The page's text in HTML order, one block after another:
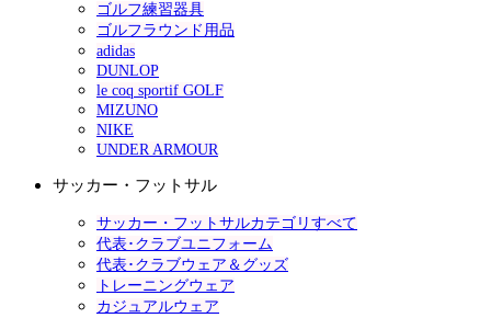
ゴルフ練習器具
ゴルフラウンド用品
adidas
DUNLOP
le coq sportif GOLF
MIZUNO
NIKE
UNDER ARMOUR
サッカー・フットサル
サッカー・フットサルカテゴリすべて
代表･クラブユニフォーム
代表･クラブウェア＆グッズ
トレーニングウェア
カジュアルウェア